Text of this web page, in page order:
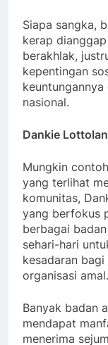
Siapa sangka,
kerap
berakhlak,
kepentingan
nasional.
Dankie
Mungkin
yang terlihat
komunitas,
yang berfokus
berbagai
sehari-hari
kesadaran
organisasi amal.
Banyak badan
mendapat
menerima